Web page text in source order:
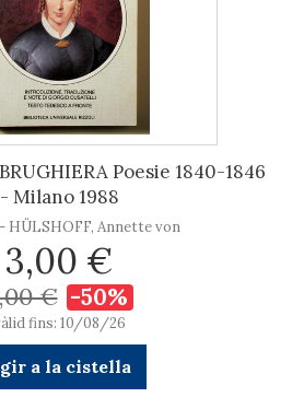
Poesie 1840-1846
- Milano 1988
HÜLSHOFF, Annette von
3,00 €
€ -50%
fins: 10/08/26
a la cistella